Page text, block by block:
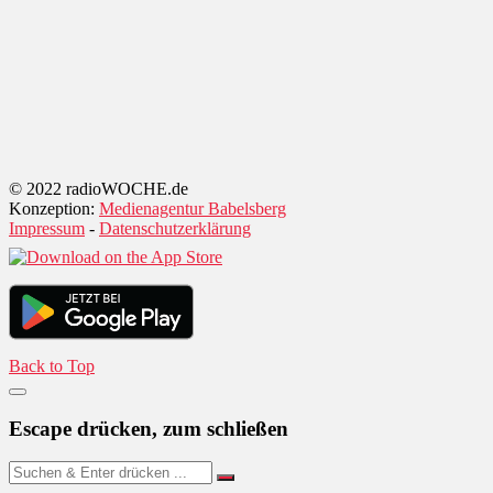
© 2022 radioWOCHE.de
Konzeption: Medienagentur Babelsberg
Impressum - Datenschutzerklärung
Back to Top
Escape drücken, zum schließen